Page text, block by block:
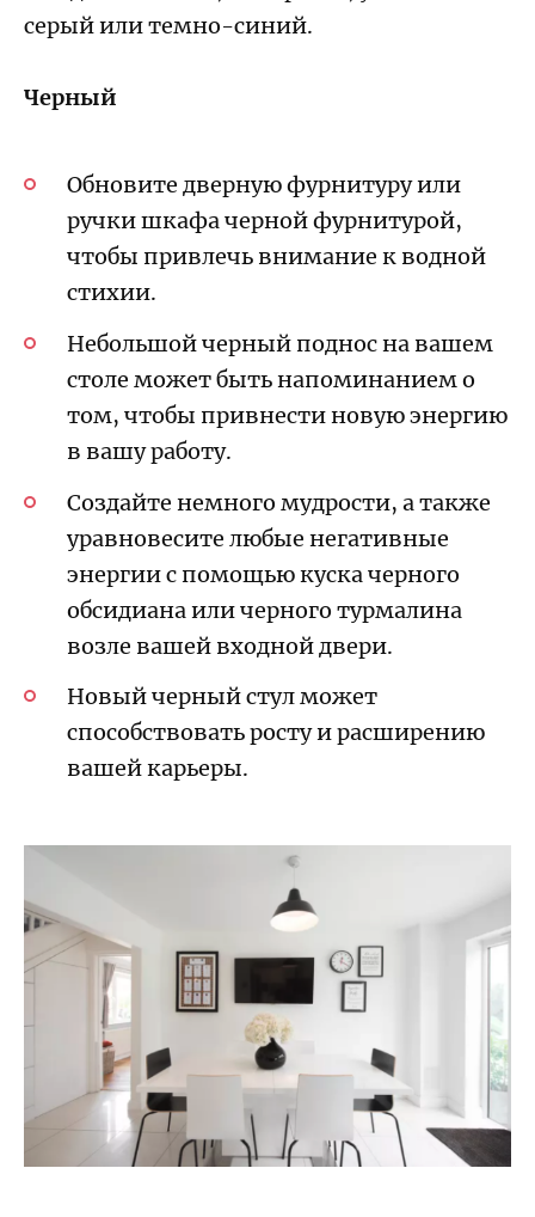
серый или темно-синий.
Черный
Обновите дверную фурнитуру или
ручки шкафа черной фурнитурой,
чтобы привлечь внимание к водной
стихии.
Небольшой черный поднос на вашем
столе может быть напоминанием о
том, чтобы привнести новую энергию
в вашу работу.
Создайте немного мудрости, а также
уравновесите любые негативные
энергии с помощью куска черного
обсидиана или черного турмалина
возле вашей входной двери.
Новый черный стул может
способствовать росту и расширению
вашей карьеры.